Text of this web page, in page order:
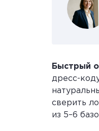
Быстрый
дресс-
сверить
из 5–6